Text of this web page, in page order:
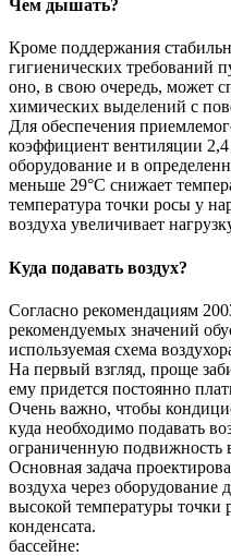
Чем дышать?
Кроме поддержания
гигиенических требований
оно, в свою очередь, может
химических выделений с
Для обеспечения
коэффициент вентиляции
оборудование и в
меньше 29°С снижает
температура точки росы у
воздуха увеличивает
Куда подавать воздух?
Согласно рекомендациям
рекомендуемых значений
используемая схема
На первый взгляд, проще
ему придется постоянно
Очень важно, чтобы
куда необходимо подавать
ограниченную подвижность
Основная задача
воздуха через
высокой температуры точки
конденсата.
бассейне: